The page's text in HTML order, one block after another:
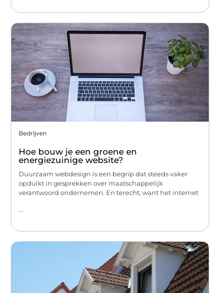
Bedrijven
Hoe bouw je een groene en
energiezuinige website?
Duurzaam webdesign is een begrip dat steeds vaker
opduikt in gesprekken over maatschappelijk
verantwoord ondernemen. En terecht, want het internet
...